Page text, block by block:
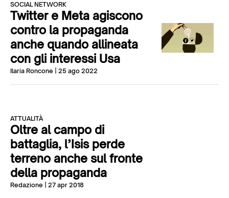
SOCIAL NETWORK
Twitter e Meta agiscono
contro la propaganda
anche quando allineata
con gli interessi Usa
Ilaria Roncone | 25 ago 2022
ATTUALITÀ
Oltre al campo di
battaglia, l’Isis perde
terreno anche sul fronte
della propaganda
Redazione | 27 apr 2018